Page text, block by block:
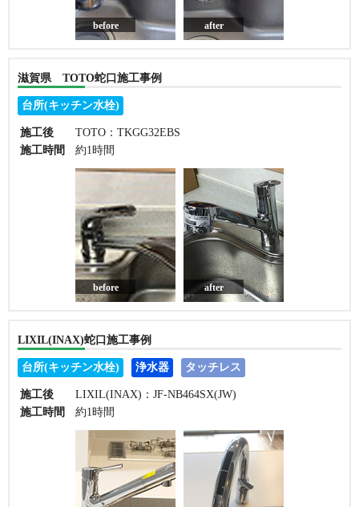
before after
滋賀県 TOTO蛇口施工事例
台所(キッチン水栓)
施工後
TOTO：TKGG32EBS
施工時間
約1時間
before after
LIXIL(INAX)蛇口施工事例
台所(キッチン水栓) 浄水器 タッチレス
施工後
LIXIL(INAX)：JF-NB464SX(JW)
施工時間
約1時間